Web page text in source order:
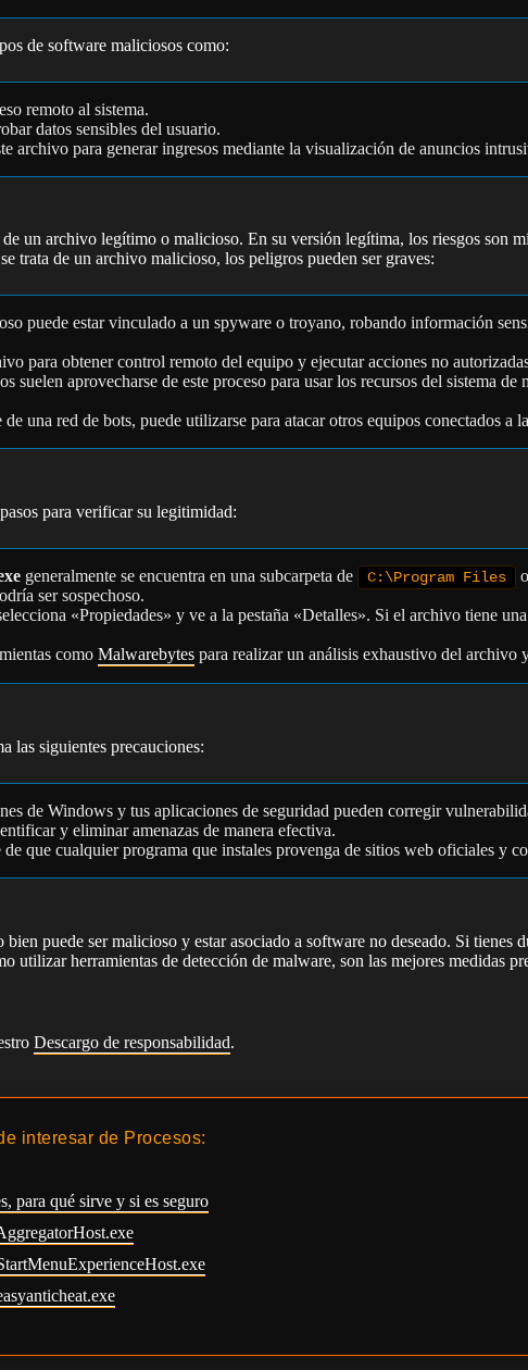
de software maliciosos como:
remoto al sistema.
datos sensibles del usuario.
archivo para generar ingresos mediante la visualización de anuncios
de un archivo legítimo o malicioso. En su versión legítima, los riesgos son
trata de un archivo malicioso, los peligros pueden ser graves:
puede estar vinculado a un spyware o troyano, robando información
para obtener control remoto del equipo y ejecutar acciones no
suelen aprovecharse de este proceso para usar los recursos del sistema
una red de bots, puede utilizarse para atacar otros equipos conectados a
para verificar su legitimidad:
generalmente se encuentra en una subcarpeta de C:\Program Files
ser sospechoso.
«Propiedades» y ve a la pestaña «Detalles». Si el archivo tiene
como Malwarebytes para realizar un análisis exhaustivo del archivo
las siguientes precauciones:
de Windows y tus aplicaciones de seguridad pueden corregir
y eliminar amenazas de manera efectiva.
de que cualquier programa que instales provenga de sitios web oficiales y
puede ser malicioso y estar asociado a software no deseado. Si tienes
utilizar herramientas de detección de malware, son las mejores medidas
Descargo de responsabilidad.
interesar de Procesos:
para qué sirve y si es seguro